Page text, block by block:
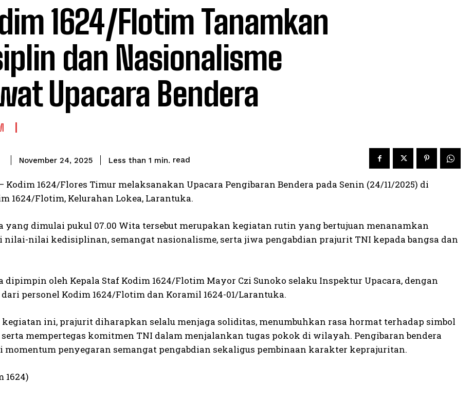
1624/Flotim Tanamkan
dan Nasionalisme
Upacara Bendera
November 24, 2025 Less than 1 min. read
Kodim 1624/Flores Timur melaksanakan Upacara Pengibaran Bendera pada Senin (24/11/2025) di
1624/Flotim, Kelurahan Lokea, Larantuka.
yang dimulai pukul 07.00 Wita tersebut merupakan kegiatan rutin yang bertujuan menanamkan
nilai-nilai kedisiplinan, semangat nasionalisme, serta jiwa pengabdian prajurit TNI kepada bangsa dan
dipimpin oleh Kepala Staf Kodim 1624/Flotim Mayor Czi Sunoko selaku Inspektur Upacara, dengan
dari personel Kodim 1624/Flotim dan Koramil 1624-01/Larantuka.
ini, prajurit diharapkan selalu menjaga soliditas, menumbuhkan rasa hormat terhadap simbol
serta mempertegas komitmen TNI dalam menjalankan tugas pokok di wilayah. Pengibaran bendera
momentum penyegaran semangat pengabdian sekaligus pembinaan karakter keprajuritan.
1624)